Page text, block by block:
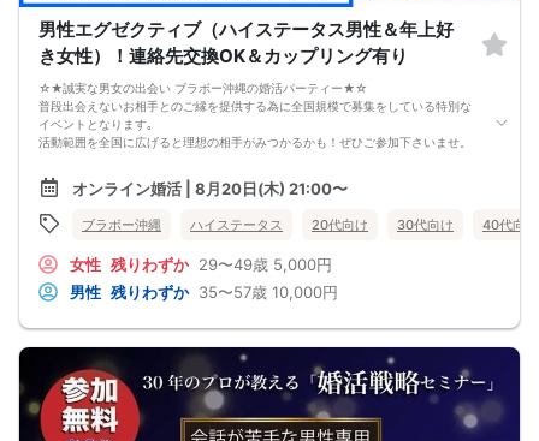
お支払いいただきます。
男性エグゼクティブ（ハイステータス男性＆年上好
き女性）！連絡先交換OK＆カップリング有り
☆★誠実な男女の出会い ブラボー沖縄の婚活パーティー★☆
普段出会えないお相手とのご縁を提供する為に全国規模で募集をしている特別な
イベントとなります｡
活動範囲を全国に広げると理想の相手がみつかるかも！ぜひご参加下さいませ。
【注意事項】
・全国各地に募集しております。お相手の居住地はご自身の居住地と異なる場合
がございます。
・本人様確認書類のご提示をお願いしております。免許証やマイナンバーカード
・確認書類を提示頂けない場合はご参加をお断りする場合も御座いますので予め
ご了承下さいませ。
・終了時刻は目安となります。正確な終了時刻はイベント開始時にスタッフより
をご了承ください。
・最小催行人数 1対1、最大20名（男女比調整のため定員になる前にキャンセル待
ちとなる場合がございます）
・イベント開催時刻１時間前迄に最小催行人数に満たない場合は中止のご連絡を
差し上げます。
オンライン婚活 | 8月20日(木) 21:00〜
ブラボー沖縄 ハイステータス 20代向け 30代向け 40代向け
女性 残りわずか 29〜49歳 5,000円
男性 残りわずか 35〜57歳 10,000円